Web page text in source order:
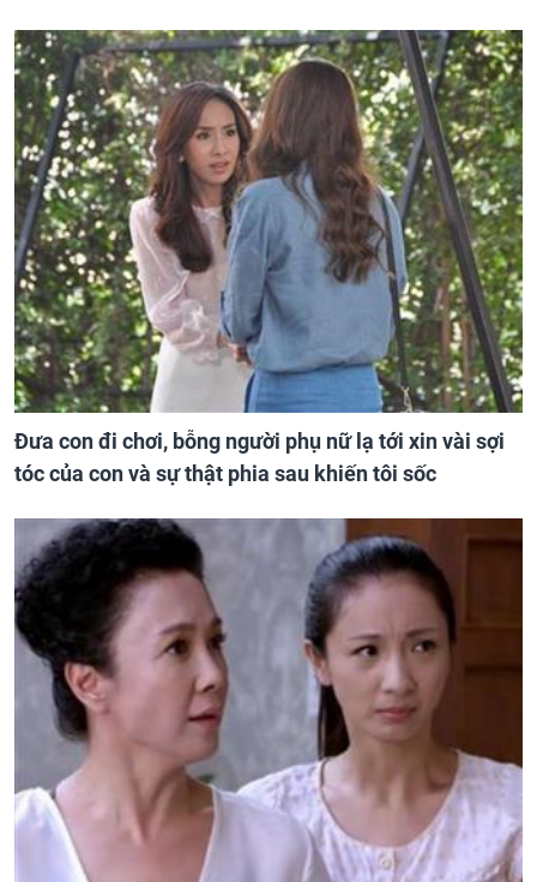
Đưa con đi chơi, bỗng người phụ nữ lạ tới xin vài sợi
tóc của con và sự thật phia sau khiến tôi sốc